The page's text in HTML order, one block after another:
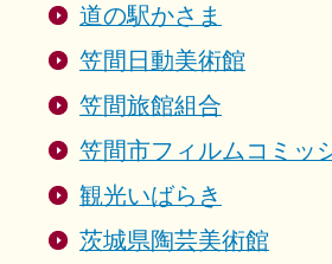
道の駅かさま
笠間日動美術館
笠間旅館組合
笠間市フィルムコミッ
観光いばらき
茨城県陶芸美術館